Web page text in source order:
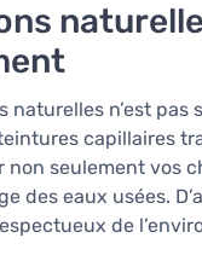
naturelles n’est
capillaires
seulement vos
des eaux usées.
de